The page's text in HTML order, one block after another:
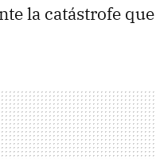
la catástrofe